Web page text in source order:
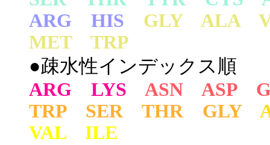
ARG HIS
GLY ALA
MET TRP
●疎水性インデックス順
ARG LYS
ASN ASP
TRP SER THR GLY
VAL ILE